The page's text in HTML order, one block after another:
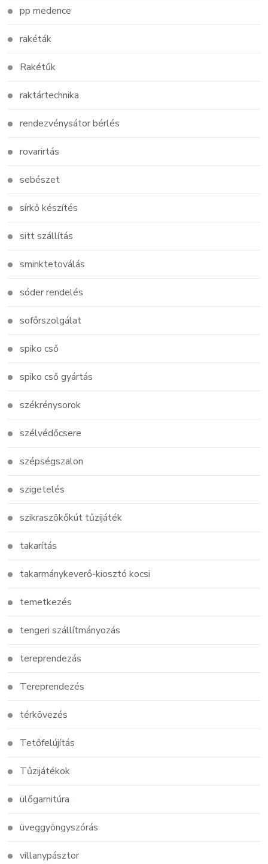
pp medence
rakéták
Rakétűk
raktártechnika
rendezvénysátor bérlés
rovarirtás
sebészet
sírkő készítés
sitt szállítás
sminktetoválás
sóder rendelés
sofőrszolgálat
spiko cső
spiko cső gyártás
székrénysorok
szélvédőcsere
szépségszalon
szigetelés
szikraszökőkút tűzijáték
takarítás
takarmánykeverő-kiosztó kocsi
temetkezés
tengeri szállítmányozás
tereprendezás
Tereprendezés
térkövezés
Tetőfelújítás
Tűzijátékok
ülőgarnitúra
üveggyöngyszórás
villanypásztor